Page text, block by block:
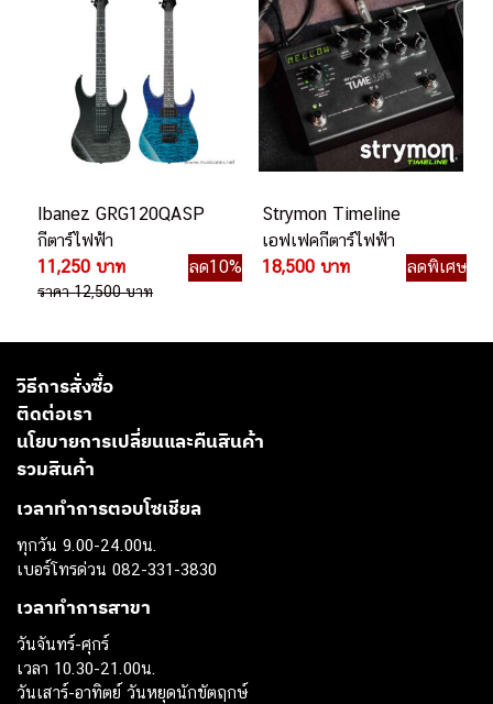
Ibanez GRG120QASP
กีตาร์ไฟฟ้า
11,250 บาท
ลด10%
ราคา 12,500 บาท
Strymon Timeline
เอฟเฟคกีตาร์ไฟฟ้า
18,500 บาท
ลดพิเศษ
วิธีการสั่งซื้อ
ติดต่อเรา
นโยบายการเปลี่ยนและคืนสินค้า
รวมสินค้า
เวลาทำการตอบโซเชียล
ทุกวัน 9.00-24.00น.
เบอร์โทรด่วน 082-331-3830
เวลาทำการสาขา
วันจันทร์-ศุกร์
เวลา 10.30-21.00น.
วันเสาร์-อาทิตย์ วันหยุดนักขัตฤกษ์